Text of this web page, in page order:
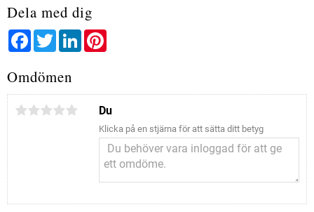
Dela med dig
FacebookTwitterLinkedIn
Omdömen
Du
Klicka på en stjärna för att sätta ditt betyg